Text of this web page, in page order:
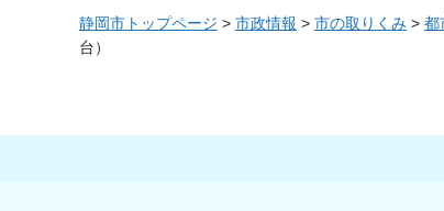
静岡市トップページ > 市政情報 > 市の取りくみ > 都
台）